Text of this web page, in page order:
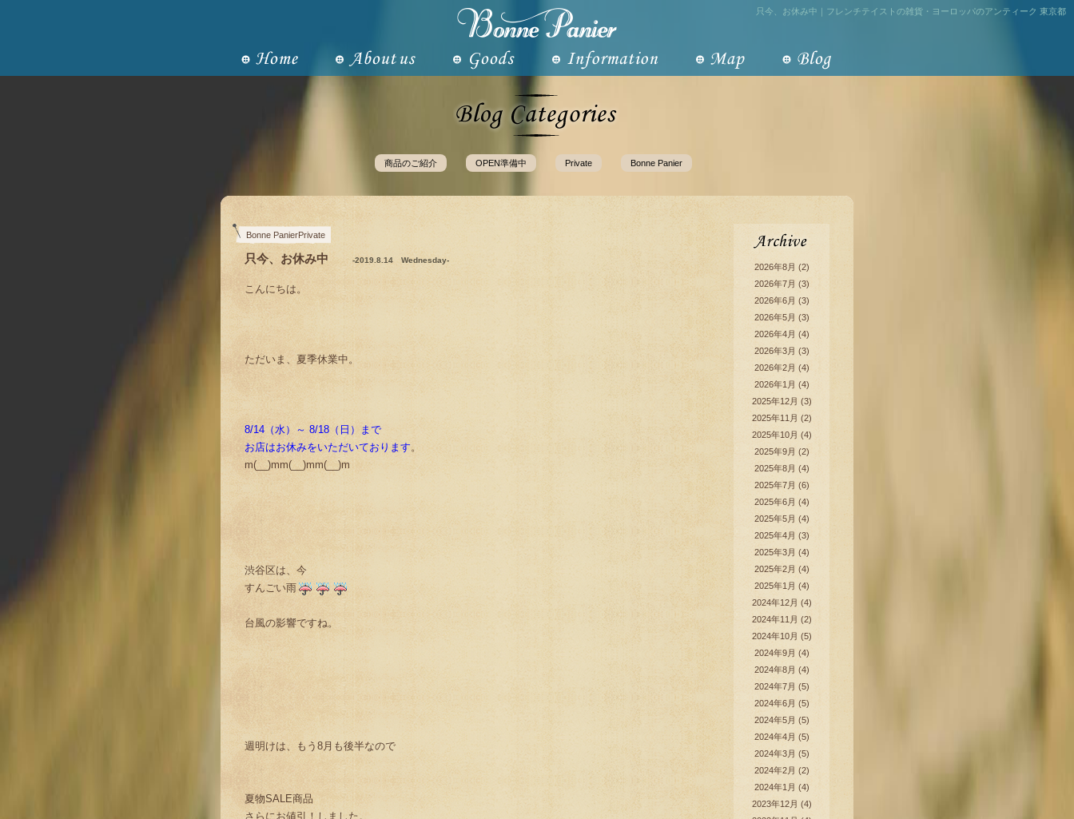
只今、お休み中｜フレンチテイストの雑貨・ヨーロッパのアンティーク 東京都
商品のご紹介 OPEN準備中 Private Bonne Panier
Bonne PanierPrivate
只今、お休み中 -2019.8.14 Wednesday-
こんにちは。
ただいま、夏季休業中。
8/14（水）～ 8/18（日）まで
お店はお休みをいただいております。
m(__)mm(__)mm(__)m
渋谷区は、今
すんごい雨
台風の影響ですね。
週明けは、もう8月も後半なので
夏物SALE商品
さらにお値引！しました。
2026年8月 (2)
2026年7月 (3)
2026年6月 (3)
2026年5月 (3)
2026年4月 (4)
2026年3月 (3)
2026年2月 (4)
2026年1月 (4)
2025年12月 (3)
2025年11月 (2)
2025年10月 (4)
2025年9月 (2)
2025年8月 (4)
2025年7月 (6)
2025年6月 (4)
2025年5月 (4)
2025年4月 (3)
2025年3月 (4)
2025年2月 (4)
2025年1月 (4)
2024年12月 (4)
2024年11月 (2)
2024年10月 (5)
2024年9月 (4)
2024年8月 (4)
2024年7月 (5)
2024年6月 (5)
2024年5月 (5)
2024年4月 (5)
2024年3月 (5)
2024年2月 (2)
2024年1月 (4)
2023年12月 (4)